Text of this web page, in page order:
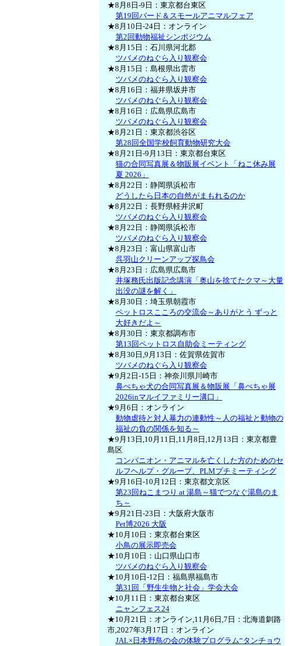
★8月8日-9日：東京都台東区
第19回バード＆スモールアニマルフェア
★8月10日-24日：オンライン
第2回動物福祉シンポジウム
★8月15日：石川県河北郡
ツバメのねぐら入り観察会
★8月15日：島根県出雲市
ツバメのねぐら入り観察会
★8月16日：福井県坂井市
ツバメのねぐら入り観察会
★8月16日：広島県広島市
ツバメのねぐら入り観察会
★8月21日：東京都渋谷区
第28回全国学校飼育動物研究大会
★8月21日-9月13日：東京都台東区
猫の合同写真展＆物販展イベント「ねこ休み展
夏 2026」
★8月22日：静岡県浜松市
どうしたら日本の自然がまもれるのか
★8月22日：長野県軽井沢町
ツバメのねぐら入り観察会
★8月22日：静岡県浜松市
ツバメのねぐら入り観察会
★8月23日：富山県富山市
呉羽山クリーンアップ探鳥会
★8月23日：広島県広島市
井塚務氏出版記念講演「奥山を捨てたクマ～大量
出没の謎を解く」
★8月30日：埼玉県朝霞市
ペットロスこころの交流会～ありがとう ずっと
大好きだよ～
★8月30日：東京都調布市
第13回ペットロス自助会ミーティング
★8月30日,9月13日：佐賀県佐賀市
ツバメのねぐら入り観察会
★9月2日-15日：神奈川県川崎市
鼻ぺちゃ犬の合同写真展＆物販展「鼻ぺちゃ展
2026inマルイファミリー溝口」
★9月6日：オンライン
動物虐待と対人暴力の連動性～人の福祉と動物の
福祉の負の関係を知る～
★9月13日,10月11日,11月8日,12月13日：東京都豊
島区
コンパニオン・アニマルを亡くした方のためのセ
ルフヘルプ・グループ、PLMプチミーティング
★9月16日-10月12日：東京都文京区
第23回ねこまつり at 湯島～猫でつなぐ湯島のま
ち～
★9月21日-23日：大阪府大阪市
Pet博2026 大阪
★10月10日：東京都台東区
小鳥の展示即売会
★10月10日：山口県山口市
ツバメのねぐら入り観察会
★10月10日-12日：福島県福島市
第31回「野生生物と社会」学会大会
★10月11日：東京都台東区
ニャンフェス24
★10月21日：オンライン,11月6日,7日：北海道釧路
市,2027年3月17日：オンライン
JAL×日本野鳥の会の体験プログラム“タンチョウ